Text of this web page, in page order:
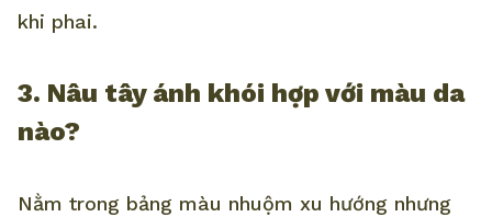
khi phai.
3. Nâu tây ánh khói hợp với màu da
nào?
Nằm trong bảng màu nhuộm xu hướng nhưng